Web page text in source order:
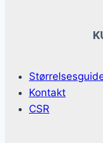
Kontakt
CSR